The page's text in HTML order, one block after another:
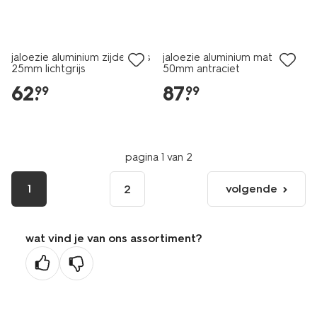
jaloezie aluminium zijdeglans
25mm lichtgrijs
62.
99
jaloezie aluminium mat
50mm antraciet
87.
99
pagina 1 van 2
1 2
volgende
pagina
volgende
wat vind je van ons assortiment?